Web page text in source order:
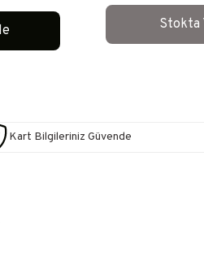
Stokta
Kart Bilgileriniz Güvende